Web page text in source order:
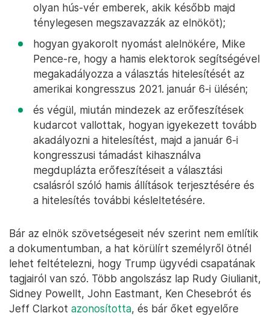
olyan hús-vér emberek, akik később majd
ténylegesen megszavazzák az elnököt);
hogyan gyakorolt nyomást alelnökére, Mike
Pence-re, hogy a hamis elektorok segítségével
megakadályozza a választás hitelesítését az
amerikai kongresszus 2021. január 6-i ülésén;
és végül, miután mindezek az erőfeszítések
kudarcot vallottak, hogyan igyekezett tovább
akadályozni a hitelesítést, majd a január 6-i
kongresszusi támadást kihasználva
megduplázta erőfeszítéseit a választási
csalásról szóló hamis állítások terjesztésére és
a hitelesítés további késleltetésére.
Bár az elnök szövetségeseit név szerint nem említik
a dokumentumban, a hat körülírt személyről ötnél
lehet feltételezni, hogy Trump ügyvédi csapatának
tagjairól van szó. Több angolszász lap Rudy Giulianit,
Sidney Powellt, John Eastmant, Ken Chesebrót és
Jeff Clarkot azonosította, és bár őket egyelőre